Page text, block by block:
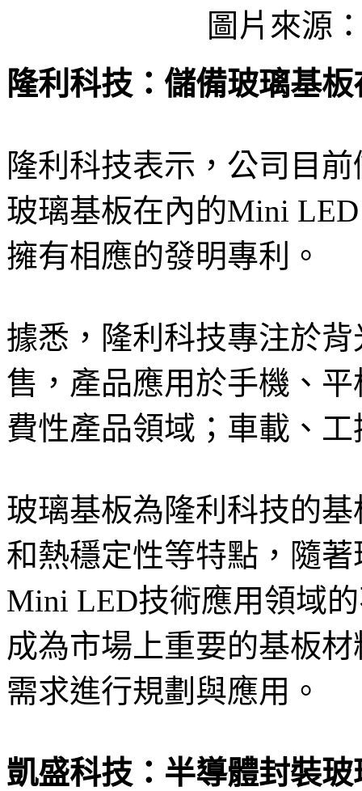
圖片來源
隆利科技：儲備玻璃基
隆利科技表示，公司目
玻璃基板在內的Mini
擁有相應的發明專利。
據悉，隆利科技專注於
售，產品應用於手機、
費性產品領域；車載、
玻璃基板為隆利科技的
和熱穩定性等特點，隨
Mini LED技術應用領域
成為市場上重要的基板
需求進行規劃與應用。
凱盛科技：半導體封裝